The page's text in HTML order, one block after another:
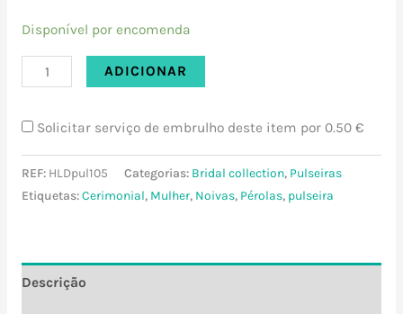
Disponível por encomenda
ADICIONAR
Solicitar serviço de embrulho deste item por 0.50 €
REF: HLDpul105 Categorias: Bridal collection, Pulseiras
Etiquetas:Cerimonial, Mulher, Noivas, Pérolas, pulseira
Descrição